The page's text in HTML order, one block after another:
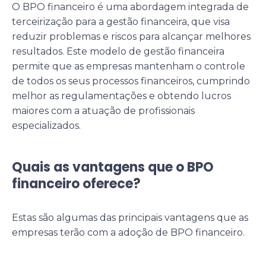
O BPO financeiro é uma abordagem integrada de
terceirização para a gestão financeira, que visa
reduzir problemas e riscos para alcançar melhores
resultados. Este modelo de gestão financeira
permite que as empresas mantenham o controle
de todos os seus processos financeiros, cumprindo
melhor as regulamentações e obtendo lucros
maiores com a atuação de profissionais
especializados.
Quais as vantagens que o BPO
financeiro oferece?
Estas são algumas das principais vantagens que as
empresas terão com a adoção de BPO financeiro.